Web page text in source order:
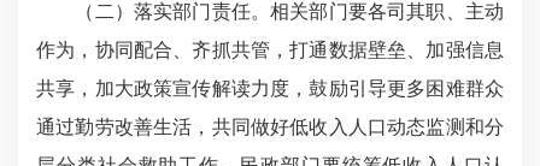
（二）落实部门责任。相关部门要各司其职、主动
作为，协同配合、齐抓共管，打通数据壁垒、加强信息
共享，加大政策宣传解读力度，鼓励引导更多困难群众
通过勤劳改善生活，共同做好低收入人口动态监测和分